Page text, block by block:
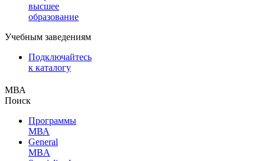
высшее
образование
Учебным заведениям
Подключайтесь
к каталогу
МВА
Поиск
Программы
МВА
General
MBA